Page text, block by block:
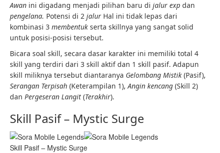
Awan ini digadang menjadi pilihan baru di jalur exp dan
pengelana. Potensi di 2 jalur Hal ini tidak lepas dari
kombinasi 3 membentuk serta skillnya yang sangat solid
untuk posisi-posisi tersebut.
Bicara soal skill, secara dasar karakter ini memiliki total 4
skill yang terdiri dari 3 skill aktif dan 1 skill pasif. Adapun
skill miliknya tersebut diantaranya Gelombang Mistik (Pasif),
Serangan Terpisah (Keterampilan 1),Angin kencang (Skill 2)
dan Pergeseran Langit (Terakhir).
Skill Pasif – Mystic Surge
Skill Pasif – Mystic Surge